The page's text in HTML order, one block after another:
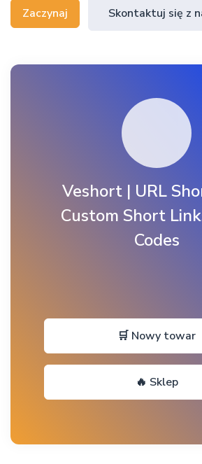
Zaczynaj Skontaktuj się z
Veshort | URL
Custom Short
Codes
🛒 Nowy towar
🔥 Sklep